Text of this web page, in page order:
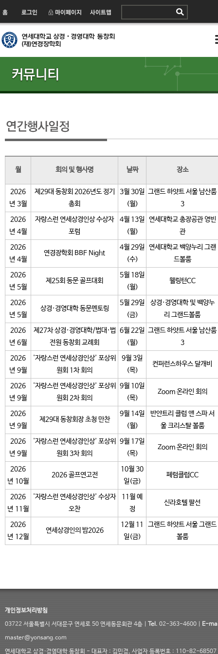
월 회의 및 행사명 날짜 장소
2026
년 3월
제29대 동창회 2026년도 정기
총회
3월 30일
(월)
그랜드 하얏트 서울 남산룸
3
2026
년 4월
자랑스런 연세상경인상 수상자
포럼
4월 13일
(월)
연세대학교 총장공관 영빈
관
2026
년 4월
연경장학회 BBF Night
4월 29일
(수)
연세대학교 백양누리 그랜
드볼룸
2026
년 5월
제25회 동문 골프대회
5월 18일
(월)
웰링턴CC
2026
년 5월
상경·경영대학 동문멘토링
5월 29일
(금)
상경·경영대학 및 백양누
리 그랜드볼룸
2026
년 6월
제27차 상경·경영대학/법대·법
전원 동창회 교례회
6월 22일
(월)
그랜드 하얏트 서울 남산룸
3
2026
년 9월
'자랑스런 연세상경인상' 포상위
원회 1차 회의
9월 3일
(목)
컨퍼런스하우스 달개비
2026
년 9월
'자랑스런 연세상경인상' 포상위
원회 2차 회의
9월 10일
(목)
Zoom 온라인 회의
2026
년 9월
제29대 동창회장 초청 만찬
9월 14일
(월)
반얀트리 클럽 앤 스파 서
울 크리스탈 볼룸
2026
년 9월
'자랑스런 연세상경인상' 포상위
원회 3차 회의
9월 17일
(목)
Zoom 온라인 회의
2026
년 10월
2026 골프연고전
10월 30
일(금)
페럼클럽CC
2026
년 11월
'자랑스런 연세상경인상' 수상자
오찬
11월 예
정
신라호텔 팔선
2026
년 12월
연세상경인의 밤2026
12월 11
일(금)
그랜드 하얏트 서울 그랜드
볼룸
개인정보처리방침
03722 서울특별시 서대문구 연세로 50 연세동문회관 4층 |
Tel. 02-363-4600 | E-
master@yonsang.com
연세대학교 상경·경영대학 동창회 - 대표자 : 김민경, 사업자 등록번호 : 110-82-68507